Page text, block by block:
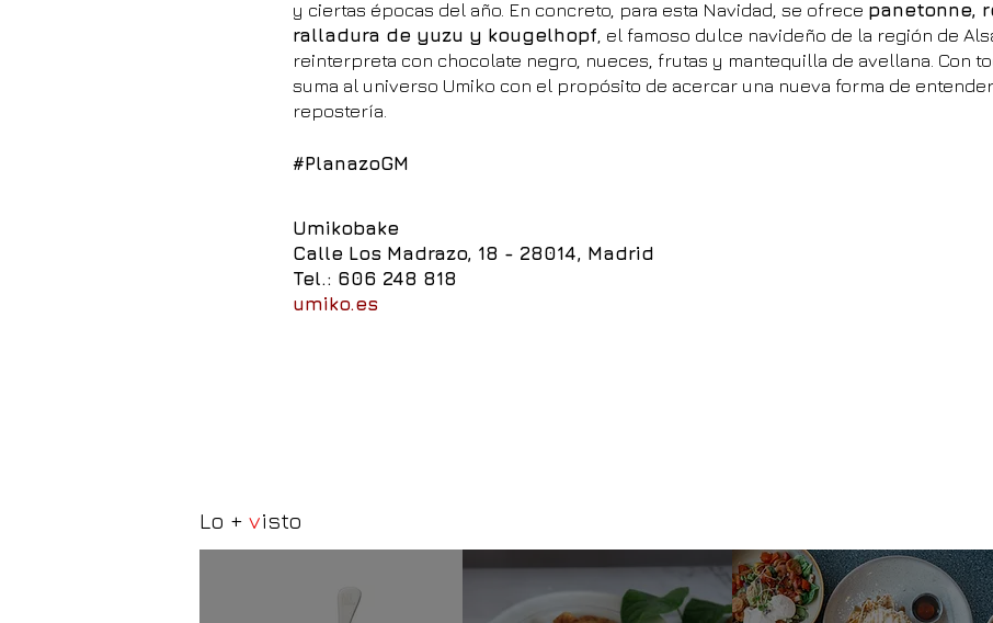
y ciertas épocas del año. En concreto, para esta Navidad, se ofrece panetonne,
ralladura de yuzu y kougelhopf, el famoso dulce navideño de la región de
reinterpreta con chocolate negro, nueces, frutas y mantequilla de avellana. Con
suma al universo Umiko con el propósito de acercar una nueva forma de
repostería.
#PlanazoGM
Umikobake
Calle Los Madrazo, 18 - 28014, Madrid
Tel.: 606 248 818
umiko.es
Lo + visto